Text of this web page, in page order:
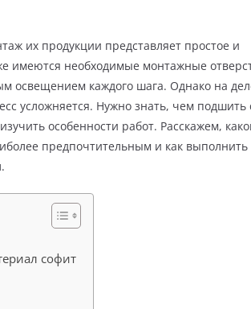
их продукции представляет простое и
имеются необходимые монтажные
освещением каждого шага. Однако на
усложняется. Нужно знать, чем подшить
особенности работ. Расскажем,
предпочтительным и как
софит